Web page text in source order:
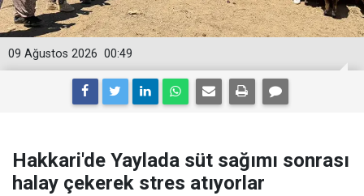
00:49
09 Ağustos 2026
Hakkari'de Yaylada süt sağımı sonrası
halay çekerek stres atıyorlar